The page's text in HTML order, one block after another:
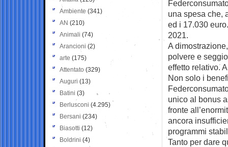
una spesa che,
ed i 17.030
2021.
A
polvere e
effetto relativo.
Non solo i
unico al bonus
fronte
ancora
programmi
Tanto per dare
Ambiente (341)
AN (210)
Animali (74)
Arancioni (2)
arte (175)
Attentato (329)
Auguri (13)
Batini (3)
Berlusconi (4.295)
Bersani (234)
Biasotti (12)
Boldrini (4)